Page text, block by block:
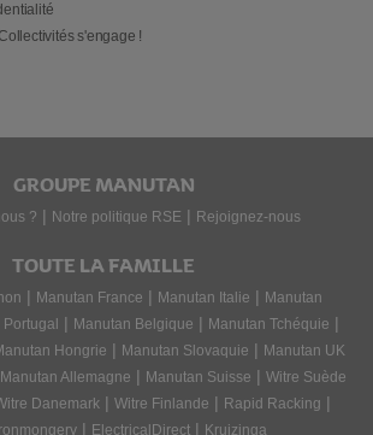
s'engage !
GROUPE MANUTAN
? | Notre politique RSE | Rejoignez-nous
TOUTE LA FAMILLE
| Manutan France | Manutan Italie | Manutan
| Manutan Belgique | Manutan Tchéquie |
Hongrie | Manutan Slovaquie | Manutan UK
Manutan Allemagne | Manutan Suisse | Witre Suède
Danemark | Witre Finlande | Rapid Racking |
Ironmongery | ElectricalDirect | Kruizinga